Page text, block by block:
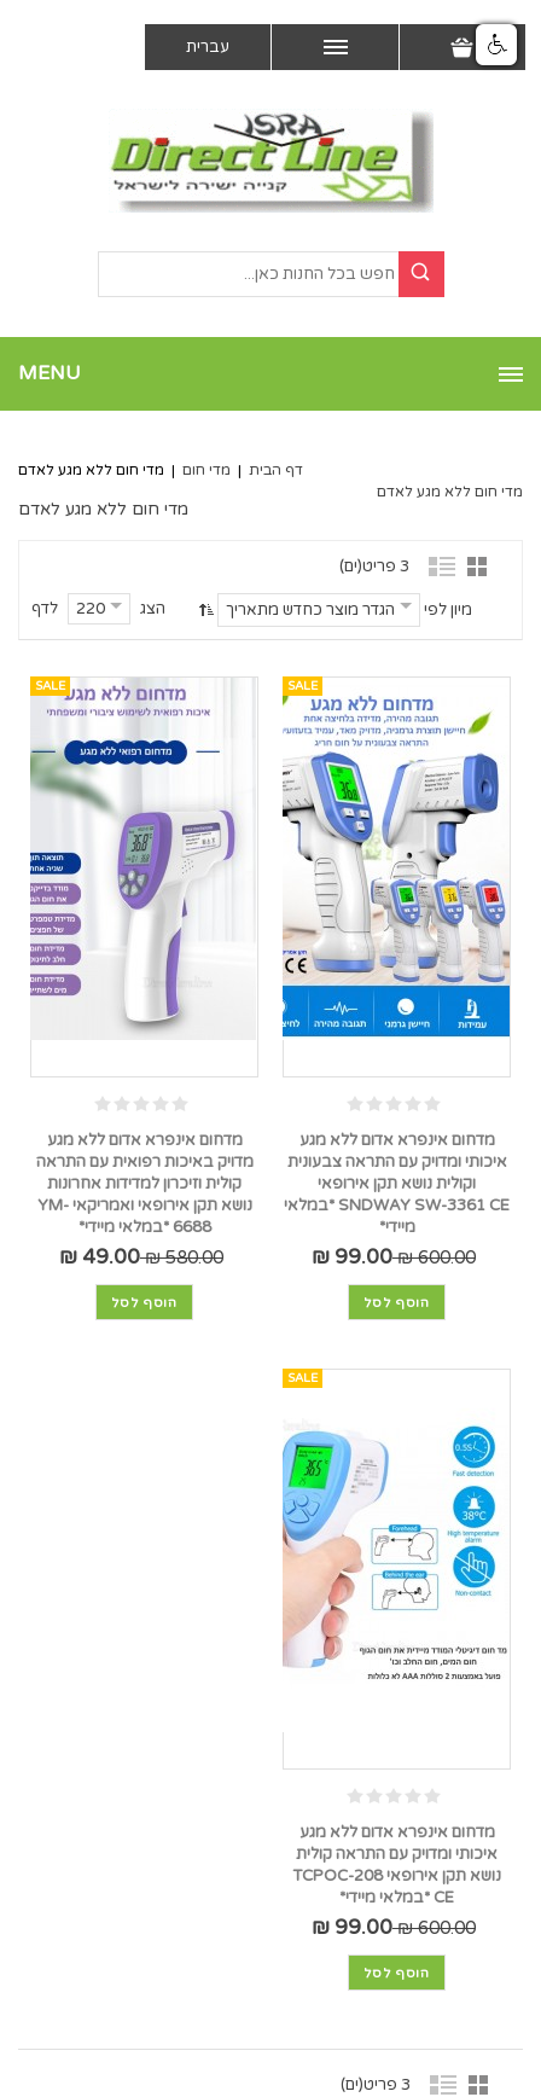
עברית
MENU
דף הבית | מדי חום | מדי חום ללא מגע לאדם
מדי חום ללא מגע לאדם
מדי חום ללא מגע לאדם
3 פריט(ים)
הצג 220 לדף מיון לפי הגדר מוצר כחדש מתאריך
SALE
מדחום אינפרא אדום ללא מגע
איכותי ומדויק עם התראה צבעונית
וקולית נושא תקן אירופאי
SNDWAY SW-3361 CE *במלאי
מיידי*
600.00 ₪
99.00 ₪
הוסף לסל
SALE
מדחום אינפרא אדום ללא מגע
מדויק באיכות רפואית עם התראה
קולית וזיכרון למדידות אחרונות
נושא תקן אירופאי ואמריקאי YM-
6688 *במלאי מיידי*
580.00 ₪
49.00 ₪
הוסף לסל
SALE
מדחום אינפרא אדום ללא מגע
איכותי ומדויק עם התראה קולית
נושא תקן אירופאי TCPOC-208
CE *במלאי מיידי*
600.00 ₪
99.00 ₪
הוסף לסל
3 פריט(ים)